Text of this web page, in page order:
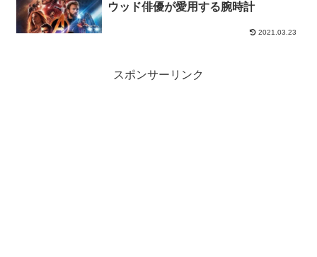
ウッド俳優が愛用する腕時計
2021.03.23
スポンサーリンク